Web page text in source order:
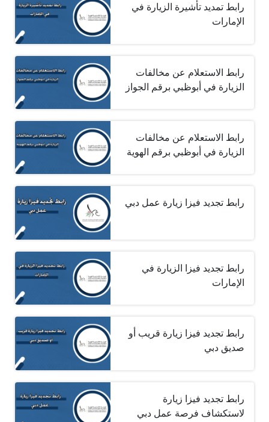
رابط تمديد تأشيرة الزيارة في
الإمارات
رابط الاستعلام عن مخالفات
الزيارة في أبوظبي برقم الجواز
رابط الاستعلام عن مخالفات
الزيارة في أبوظبي برقم الهوية
رابط تجديد فيزا زيارة عمل دبي
رابط تجديد فيزا الزيارة في
الإمارات
رابط تجديد فيزا زيارة قريب أو
صديق دبي
رابط تجديد فيزا زيارة
لاستكشاف فرصة عمل دبي